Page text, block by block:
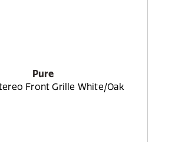
Pure
Front Grille White/Oak